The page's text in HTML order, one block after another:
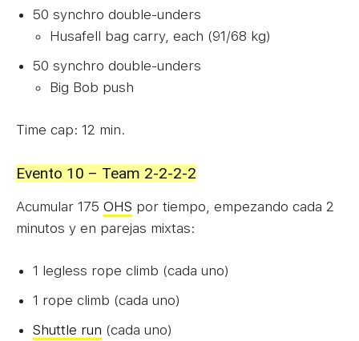
50 synchro double-unders
Husafell bag carry, each (91/68 kg)
50 synchro double-unders
Big Bob push
Time cap: 12 min.
Evento 10 – Team 2-2-2-2
Acumular 175 OHS por tiempo, empezando cada 2
minutos y en parejas mixtas:
1 legless rope climb (cada uno)
1 rope climb (cada uno)
Shuttle run (cada uno)